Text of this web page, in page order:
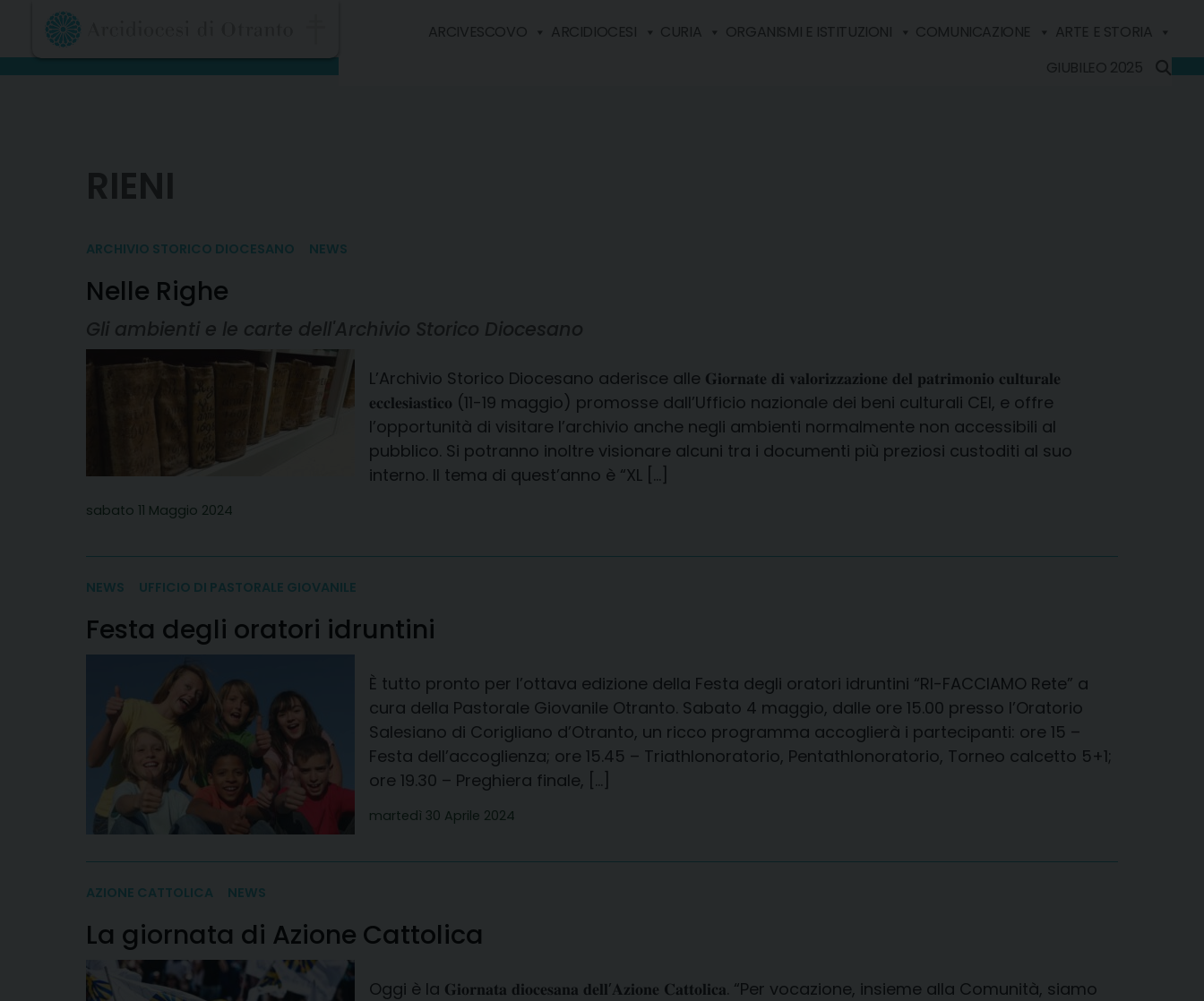
content
ARCIVESCOVO ARCIDIOCESI CURIA ORGANISMI E ISTITUZIONI COMUNICAZIONE
ARTE E STORIA
GIUBILEO 2025
RIENI
ARCHIVIO STORICO DIOCESANO NEWS
Nelle Righe
Gli ambienti e le carte dell'Archivio Storico Diocesano
L’Archivio Storico Diocesano aderisce alle 𝐆𝐢𝐨𝐫𝐧𝐚𝐭𝐞 𝐝𝐢 𝐯𝐚𝐥𝐨𝐫𝐢𝐳𝐳𝐚𝐳𝐢𝐨𝐧𝐞 𝐝𝐞𝐥 𝐩𝐚𝐭𝐫𝐢𝐦𝐨𝐧𝐢𝐨 𝐜𝐮𝐥𝐭𝐮𝐫𝐚𝐥𝐞
𝐞𝐜𝐜𝐥𝐞𝐬𝐢𝐚𝐬𝐭𝐢𝐜𝐨 (11-19 maggio) promosse dall’Ufficio nazionale dei beni culturali CEI, e offre
l’opportunità di visitare l’archivio anche negli ambienti normalmente non accessibili al
pubblico. Si potranno inoltre visionare alcuni tra i documenti più preziosi custoditi al suo
interno. Il tema di quest’anno è “XL […]
sabato 11 Maggio 2024
NEWS UFFICIO DI PASTORALE GIOVANILE
Festa degli oratori idruntini
È tutto pronto per l’ottava edizione della Festa degli oratori idruntini “RI-FACCIAMO Rete” a
cura della Pastorale Giovanile Otranto. Sabato 4 maggio, dalle ore 15.00 presso l’Oratorio
Salesiano di Corigliano d’Otranto, un ricco programma accoglierà i partecipanti: ore 15 –
Festa dell’accoglienza; ore 15.45 – Triathlonoratorio, Pentathlonoratorio, Torneo calcetto 5+1;
ore 19.30 – Preghiera finale, […]
martedì 30 Aprile 2024
AZIONE CATTOLICA NEWS
La giornata di Azione Cattolica
Oggi è la 𝐆𝐢𝐨𝐫𝐧𝐚𝐭𝐚 𝐝𝐢𝐨𝐜𝐞𝐬𝐚𝐧𝐚 𝐝𝐞𝐥𝐥’𝐀𝐳𝐢𝐨𝐧𝐞 𝐂𝐚𝐭𝐭𝐨𝐥𝐢𝐜𝐚. “Per vocazione, insieme alla Comunità, siamo